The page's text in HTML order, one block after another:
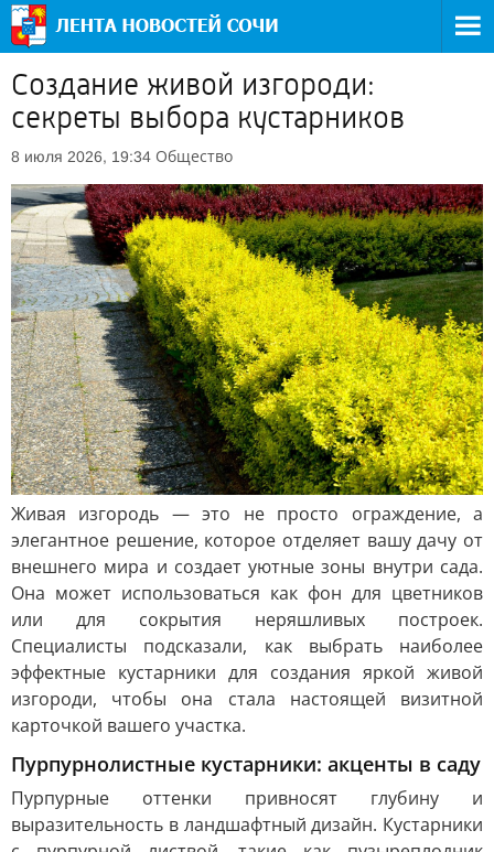
Создание живой изгороди:
секреты выбора кустарников
8 июля 2026, 19:34 Общество
Живая изгородь — это не просто ограждение, а
элегантное решение, которое отделяет вашу дачу от
внешнего мира и создает уютные зоны внутри сада.
Она может использоваться как фон для цветников
или для сокрытия неряшливых построек.
Специалисты подсказали, как выбрать наиболее
эффектные кустарники для создания яркой живой
изгороди, чтобы она стала настоящей визитной
карточкой вашего участка.
Пурпурнолистные кустарники: акценты в саду
Пурпурные оттенки привносят глубину и
выразительность в ландшафтный дизайн. Кустарники